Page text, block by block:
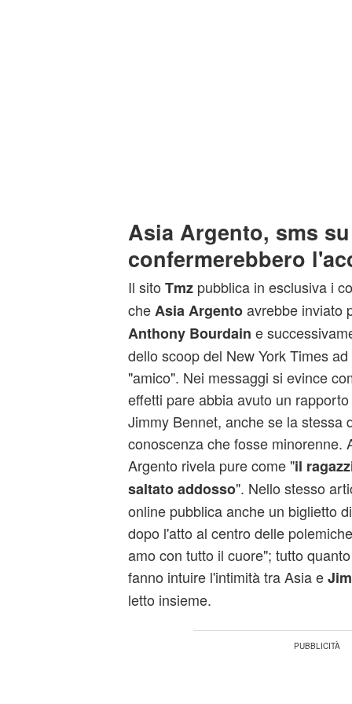
Asia Argento, sms
confermerebbero
Il sito Tmz pubblica in esclusiva i
cheAsia Argentoavrebbe inviato
Anthony Bourdain e
dello scoop del New York Times
"amico". Nei messaggi si evince
effetti pare abbia avuto un
Jimmy Bennet, anche se la stessa
conoscenza che fosse minorenne.
Argento rivela pure come "il
saltato addosso". Nello stesso
online pubblica anche un biglietto
dopo l'atto al centro delle
amo con tutto il cuore"; tutto
fanno intuire l'intimità tra Asia e
letto insieme.